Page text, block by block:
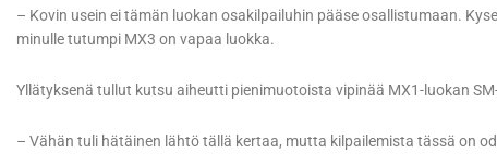
– Kovin usein ei tämän luokan osakilpailuhin pääse osallistumaan.
minulle tutumpi MX3 on vapaa luokka.
Yllätyksenä tullut kutsu aiheutti pienimuotoista vipinää MX1-luokan
– Vähän tuli hätäinen lähtö tällä kertaa, mutta kilpailemista tässä on